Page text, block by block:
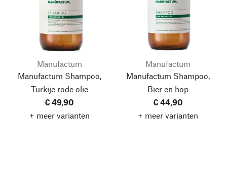
Manufactum
Manufactum Shampoo,
Turkije rode olie
€ 49,90
+ meer varianten
Manufactum
Manufactum Shampoo,
Bier en hop
€ 44,90
+ meer varianten